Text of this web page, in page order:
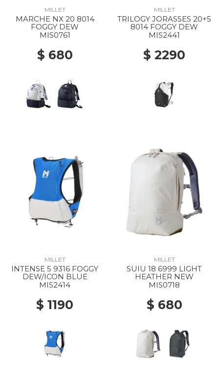
MILLET
MARCHE NX 20 8014
FOGGY DEW
MIS0761
$ 680
MILLET
TRILOGY JORASSES 20+5
8014 FOGGY DEW
MIS2441
$ 2290
MILLET
INTENSE 5 9316 FOGGY
DEW/ICON BLUE
MIS2414
$ 1190
MILLET
SUIU 18 6999 LIGHT
HEATHER NEW
MIS0718
$ 680